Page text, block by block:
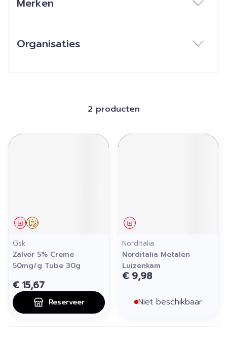
Merken
Organisaties
2 producten
Op voorschrift
Geneesmiddel
Gsk
Zalvor 5% Creme
50mg/g Tube 30g
€ 15,67
Reserveer
Geneesmiddel
NordItalia
Norditalia Metalen
Luizenkam
€ 9,98
Niet beschikbaar